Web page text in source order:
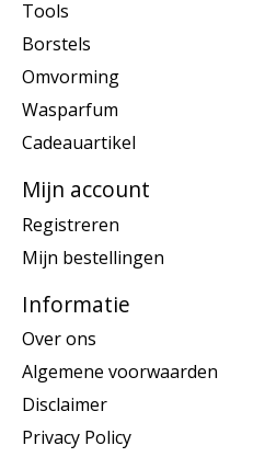
Tools
Borstels
Omvorming
Wasparfum
Cadeauartikel
Mijn account
Registreren
Mijn bestellingen
Informatie
Over ons
Algemene voorwaarden
Disclaimer
Privacy Policy